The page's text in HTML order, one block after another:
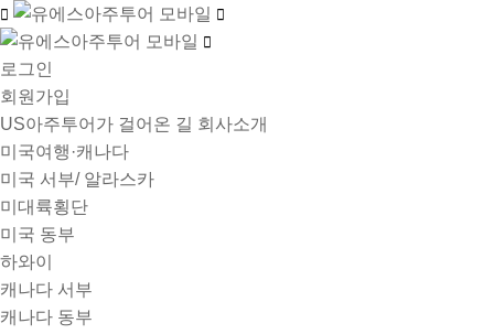
로그인
회원가입
US아주투어가 걸어온 길 회사소개
미국여행·캐나다
미국 서부/ 알라스카
미대륙횡단
미국 동부
하와이
캐나다 서부
캐나다 동부